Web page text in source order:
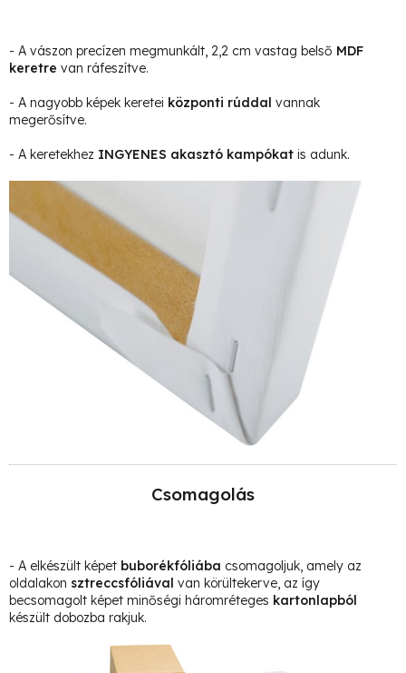
- A vászon precízen megmunkált, 2,2 cm vastag belső MDF
keretre van ráfeszítve.
- A nagyobb képek keretei központi rúddal vannak
megerősítve.
- A keretekhez INGYENES akasztó kampókat is adunk.
Csomagolás
- A elkészült képet buborékfóliába csomagoljuk, amely az
oldalakon sztreccsfóliával van körültekerve, az így
becsomagolt képet minőségi háromréteges kartonlapból
készült dobozba rakjuk.